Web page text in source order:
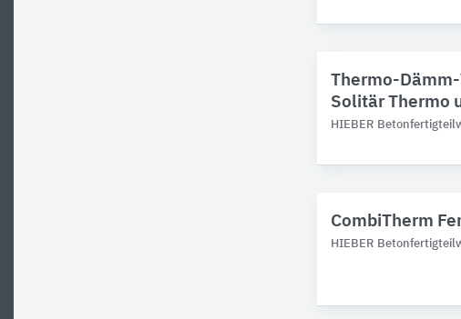
Thermo-
Solitär Thermo
HIEBER
CombiTherm
HIEBER